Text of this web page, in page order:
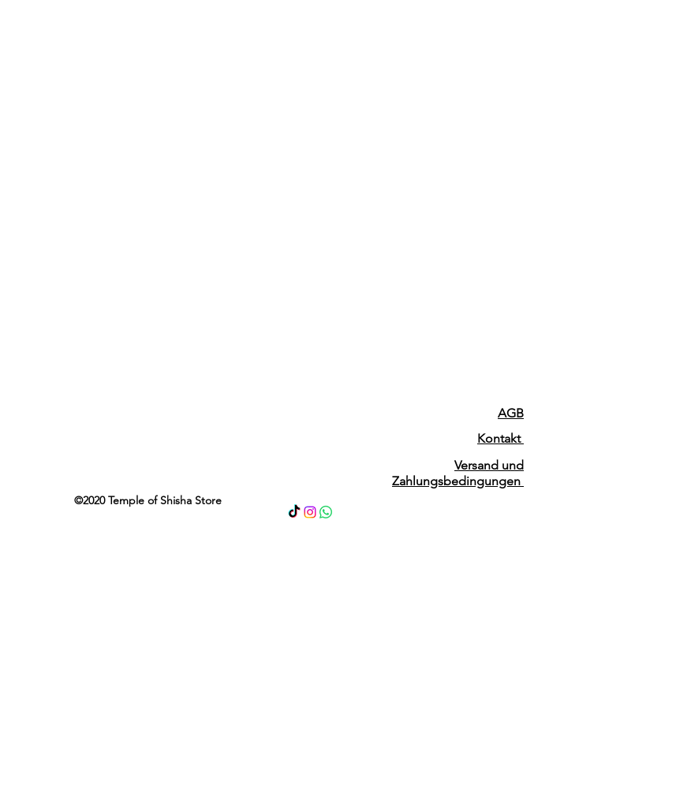
AGB
Kontakt
Versand und
Zahlungsbedingungen
©2020 Temple of Shisha Store